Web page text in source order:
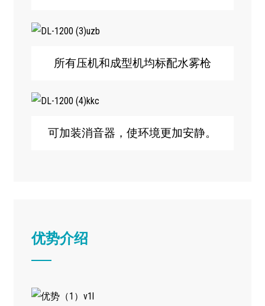
所有压机和成型机均标配水雾枪
可加装消音器，使环境更加安静。
优势介绍